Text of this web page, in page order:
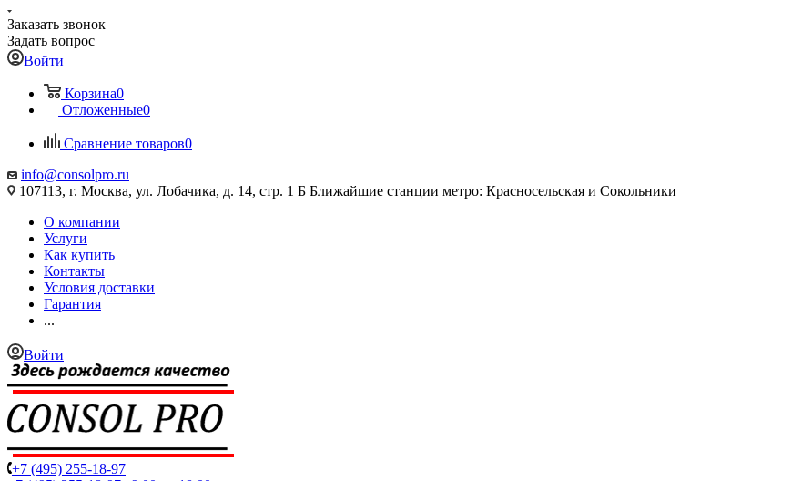
Заказать звонок
Задать вопрос
Войти
Корзина0
Отложенные0
Сравнение товаров0
info@consolpro.ru
107113, г. Москва, ул. Лобачика, д. 14, стр. 1 Б Ближайшие станции метро: Красносельская и Сокольники
О компании
Услуги
Как купить
Контакты
Условия доставки
Гарантия
...
Войти
+7 (495) 255-18-97